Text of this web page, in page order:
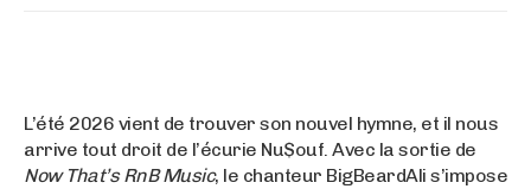
L’été 2026 vient de trouver son nouvel hymne, et il nous
arrive tout droit de l’écurie Nu$ouf. Avec la sortie de
Now That’s RnB Music, le chanteur BigBeardAli s’impose